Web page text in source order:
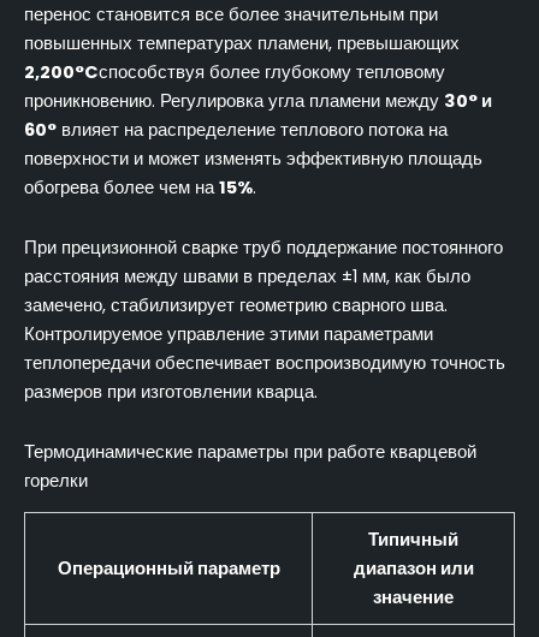
перенос становится все более значительным при
повышенных температурах пламени, превышающих
2,200°Cспособствуя более глубокому тепловому
проникновению. Регулировка угла пламени между 30° и
60° влияет на распределение теплового потока на
поверхности и может изменять эффективную площадь
обогрева более чем на15%.
При прецизионной сварке труб поддержание постоянного
расстояния между швами в пределах ±1 мм, как было
замечено, стабилизирует геометрию сварного шва.
Контролируемое управление этими параметрами
теплопередачи обеспечивает воспроизводимую точность
размеров при изготовлении кварца.
Термодинамические параметры при работе кварцевой
горелки
Операционный параметр
Типичный
диапазон или
значение